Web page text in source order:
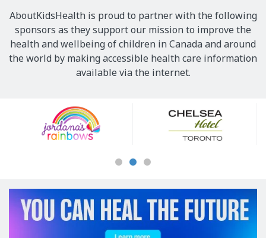
AboutKidsHealth is proud to partner with the following
sponsors as they support our mission to improve the
health and wellbeing of children in Canada and around
the world by making accessible health care information
available via the internet.
Sponsors